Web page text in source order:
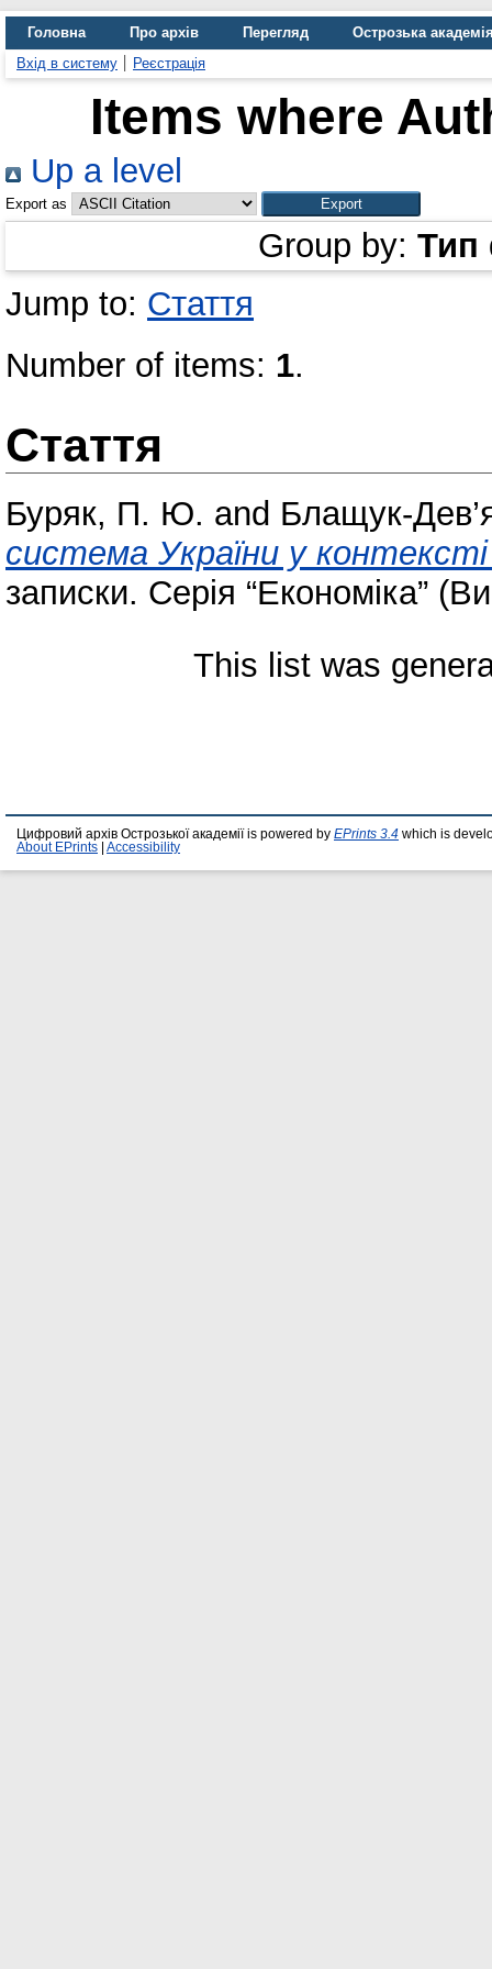
Головна Про архів Перегляд
Острозька
Вхід в систему
Реєстрація
Items where
Up a level
Export as
Group by: Тип
Jump to: Стаття
Number of items: 1.
Стаття
Буряк, П. Ю. and Блащук-
система України у контексті
записки. Серія “Економіка”
This list was
Цифровий архів Острозької академії is powered by EPrints 3.4 which is
About EPrints
Accessibility